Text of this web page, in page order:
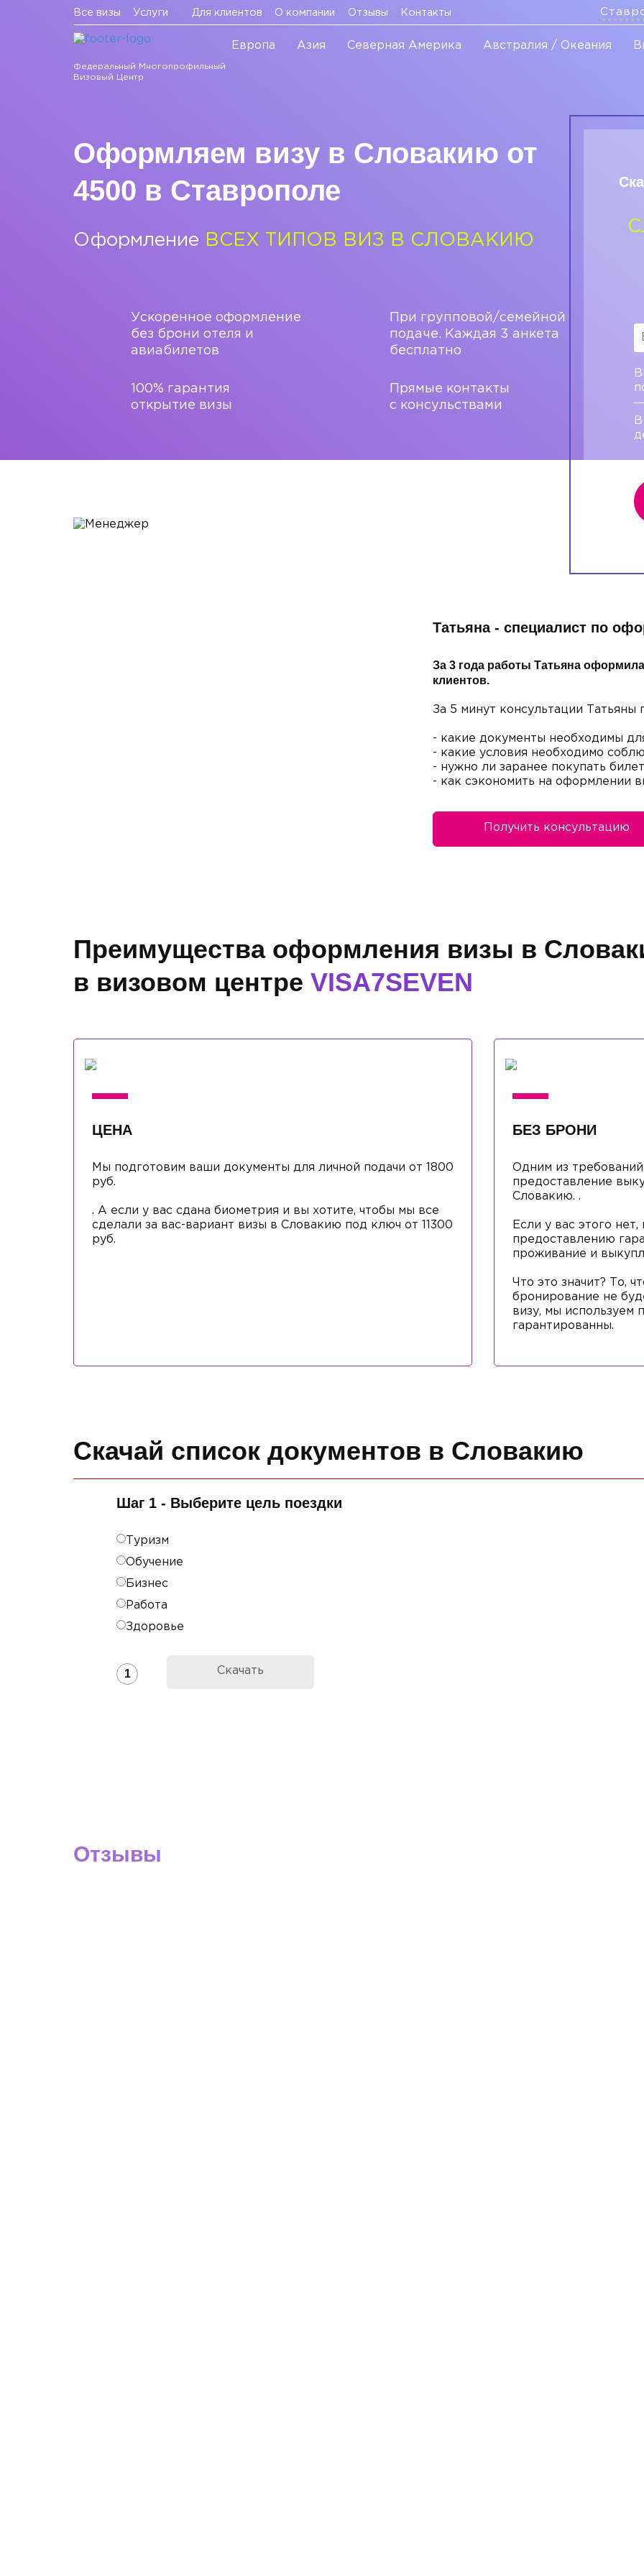
Все визы Услуги Для клиентов О компании Отзывы Контакты
Федеральный Многопрофильный
Визовый Центр
Европа Азия Северная Америка Австралия / Океания
Оформляем визу в Словакию от
4500 в Ставрополе
Оформление ВСЕХ ТИПОВ ВИЗ В СЛОВАКИЮ
Ускоренное оформление
без брони отеля и
авиабилетов
При групповой/семейной
подаче. Каждая 3 анкета
бесплатно
100% гарантия
открытие визы
Прямые контакты
с консульствами
Татьяна - специалист по
За 3 года работы Татьяна
клиентов.
За 5 минут консультации Татьяны
- какие документы необходимы
- какие условия необходимо
- нужно ли заранее покупать
- как сэкономить на оформлении
Получить консультацию
Преимущества оформления визы в
в визовом центре VISA7SEVEN
ЦЕНА
Мы подготовим ваши документы для личной подачи от 1800
руб.
. А если у вас сдана биометрия и вы хотите, чтобы мы все
сделали за вас-вариант визы в Словакию под ключ от 11300
руб.
БЕЗ БРОНИ
Одним из требований
предоставление
Словакию. .
Если у вас этого
предоставлению
проживание и
Что это значит? То,
бронирование не
визу, мы используем
гарантированны.
Скачай список документов в Словакию
Шаг 1 - Выберите цель поездки
Туризм
Обучение
Бизнес
Работа
Здоровье
1 Скачать
Отзывы